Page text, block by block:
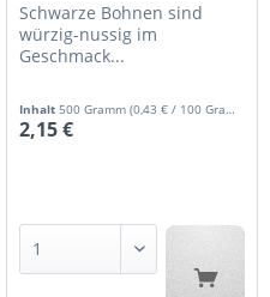
Schwarze Bohnen sind
würzig-nussig im
Geschmack...
Inhalt500 Gramm(0,43 € / 100 Gramm)
2,15 €